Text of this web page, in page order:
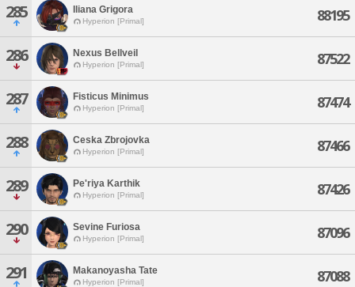
285 Iliana Grigora
Hyperion [Primal] 88195
286 Nexus Bellveil
Hyperion [Primal] 87522
287 Fisticus Minimus
Hyperion [Primal] 87474
288 Ceska Zbrojovka
Hyperion [Primal] 87466
289 Pe'riya Karthik
Hyperion [Primal] 87426
290 Sevine Furiosa
Hyperion [Primal] 87096
291 Makanoyasha Tate
Hyperion [Primal] 87088